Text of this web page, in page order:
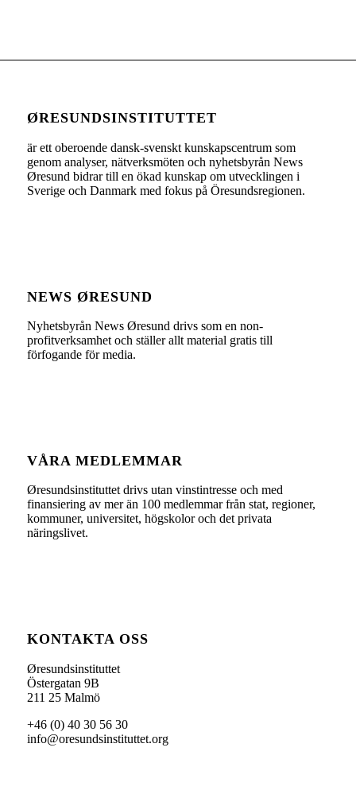
ØRESUNDSINSTITUTTET
är ett oberoende dansk-svenskt kunskapscentrum som
genom analyser, nätverksmöten och nyhetsbyrån News
Øresund bidrar till en ökad kunskap om utvecklingen i
Sverige och Danmark med fokus på Öresundsregionen.
NEWS ØRESUND
Nyhetsbyrån News Øresund drivs som en non-
profitverksamhet och ställer allt material gratis till
förfogande för media.
VÅRA MEDLEMMAR
Øresundsinstituttet drivs utan vinst­intresse och med
finansiering av mer än 100 medlemmar från stat, regioner,
kommuner, universitet, högskolor och det privata
näringslivet.
KONTAKTA OSS
Øresundsinstituttet
Östergatan 9B
211 25 Malmö
+46 (0) 40 30 56 30
info@oresundsinstituttet.org